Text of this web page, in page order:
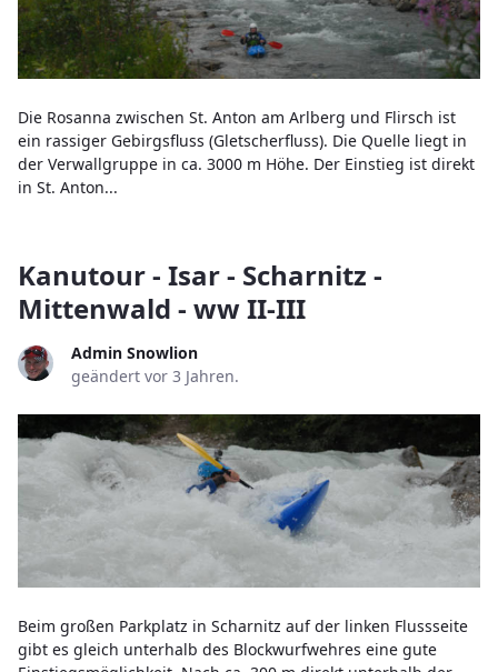
Die Rosanna zwischen St. Anton am Arlberg und Flirsch ist
ein rassiger Gebirgsfluss (Gletscherfluss). Die Quelle liegt in
der Verwallgruppe in ca. 3000 m Höhe. Der Einstieg ist direkt
in St. Anton...
Kanutour - Isar - Scharnitz -
Mittenwald - ww II-III
Admin Snowlion
geändert vor 3 Jahren.
Beim großen Parkplatz in Scharnitz auf der linken Flussseite
gibt es gleich unterhalb des Blockwurfwehres eine gute